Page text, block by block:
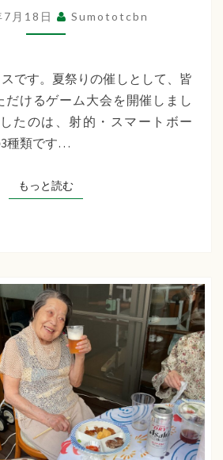
（ゲ
ー
大
会）
千
草
ち
ス
月18日 Sumototcbn
です。夏祭りの催しとして、皆
だけるゲーム大会を開催しまし
たのは、射的・スマートボー
種類です…
もっと読むもっと読む